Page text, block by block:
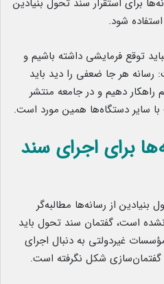
برای استقرار سند تحول بنیادین
شود.
توقع فرمایشی داشته باشیم و
رسانه هر جا ضعفی را دید باید
راهکار دهیم و در جامعه منتشر
با سایر دستگاه‌ها همین مورد است.
برای اجرای سند
از رسانه‌ها مطالبه‌گر
است، گفتمان سند تحول باید
غیردولتی به دنبال اجرای
گفتمان‌سازی شکل نگرفته است.